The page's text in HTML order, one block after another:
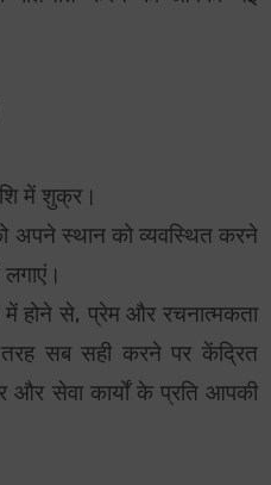
में शुक्र।
अपने स्थान को व्यवस्थित करने
होने से, प्रेम और रचनात्मकता
सब सही करने पर केंद्रित
और सेवा कार्यों के प्रति आपकी